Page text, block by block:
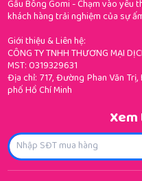
Gấu Bông Gomi - Chạm vào yêu
khách hàng trải nghiệm của sự
Giới thiệu & Liên hệ:
CÔNG TY TNHH THƯƠNG MẠI
MST: 0319329631
Địa chỉ: 717, Đường Phan Văn
phố Hồ Chí Minh